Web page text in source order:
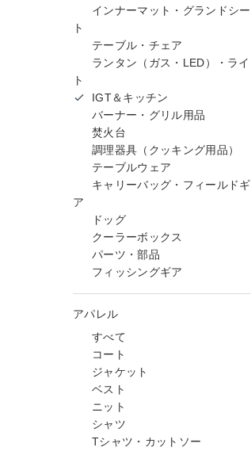
インナーマット・グランドシー
ト
テーブル・チェア
ランタン（ガス・LED）・ライ
ト
IGT＆キッチン
バーナー・グリル用品
焚火台
調理器具（クッキング用品）
テーブルウェア
キャリーバッグ・フィールドギ
ア
ドッグ
クーラーボックス
パーツ・部品
フィッシングギア
アパレル
すべて
コート
ジャケット
ベスト
ニット
シャツ
Tシャツ・カットソー